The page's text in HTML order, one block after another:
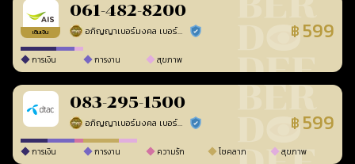
เติมเงิน
061-482-8200
อภิญญาเบอร์มงคล เบอร์สวยเลขศาสตร์ ร้านยืนยันแล้ว ฿ 599
การเงิน การงาน สุขภาพ
083-295-1500
อภิญญาเบอร์มงคล เบอร์สวยเลขศาสตร์ ร้านยืนยันแล้ว ฿ 599
การเงิน การงาน ความรัก โชคลาภ สุขภาพ